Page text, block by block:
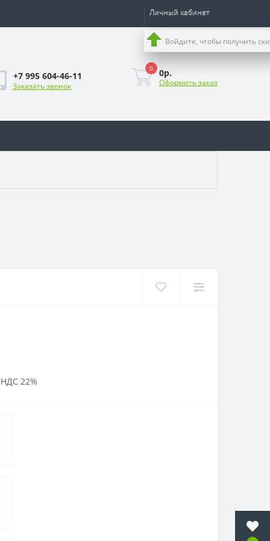
Личный кабинет
Войдите, чтобы получить
+7 995 604-46-11
Заказать звонок
0 0р.
Оформить заказ
22%